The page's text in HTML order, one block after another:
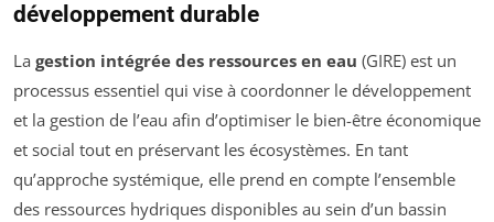
développement durable
La gestion intégrée des ressources en eau (GIRE) est un
processus essentiel qui vise à coordonner le développement
et la gestion de l’eau afin d’optimiser le bien-être économique
et social tout en préservant les écosystèmes. En tant
qu’approche systémique, elle prend en compte l’ensemble
des ressources hydriques disponibles au sein d’un bassin